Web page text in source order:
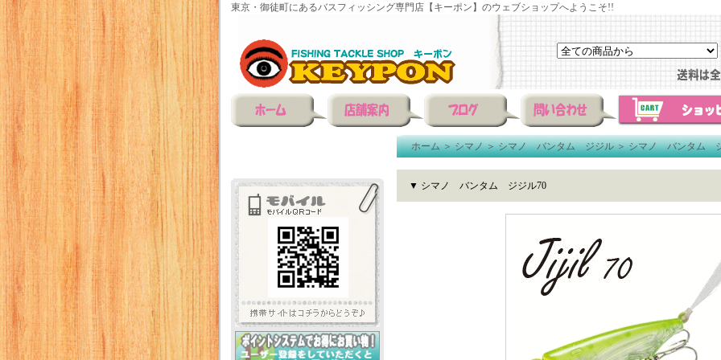
東京・御徒町にあるバスフィッシング専門店【キーポン】のウェブショップへようこそ!!
ホーム＞シマノ＞シマノ バンタム ジジル＞シマノ バンタム
▼ シマノ バンタム ジジル70